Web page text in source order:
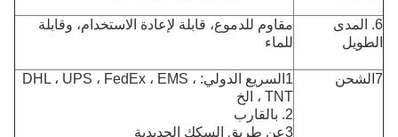
6. المدى
الطويل
مقاوم للدموع، قابلة لإعادة الاستخدام، وقابلة
للماء
7الشحن
1السريع الدولي: DHL ، UPS ، FedEx ، EMS ،
TNT ، الخ
2. بالقارب
3عن طريق السكك الحديدية